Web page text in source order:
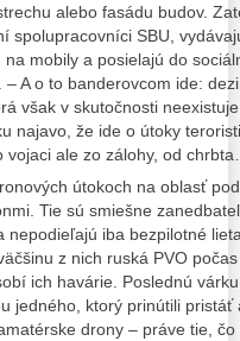
alebo fasádu budov.
spolupracovníci SBU,
mobily a posielajú do
A o to banderovcom ide:
však v skutočnosti
najavo, že ide o útoky
vojaci ale zo zálohy, od
útokoch na oblasť
Tie sú smiešne
nepodieľajú iba bezpilotné
z nich ruská PVO
ich havárie. Poslednú
jedného, ktorý prinútili
drony – práve tie,